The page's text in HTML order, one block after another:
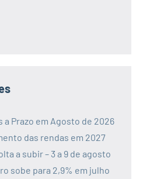
Prazo em Agosto de 2026
das rendas em 2027
a subir – 3 a 9 de agosto
sobe para 2,9% em julho